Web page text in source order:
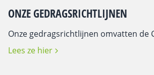
ONZE GEDRAGSRICHTLIJNEN
Onze gedragsrichtlijnen omvatten de
Lees ze hier